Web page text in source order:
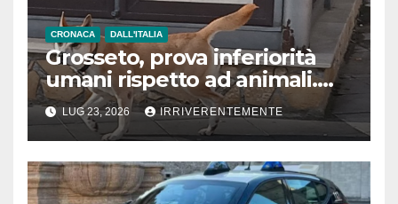
CRONACA DALL'ITALIA
Grosseto, prova inferiorità
umani rispetto ad animali.
Cane sta male in spiaggia:
padroni fingono di cercare
aiuto e scappano. La
denuncia: Morto tra le
braccia dei bagnanti
LUG 23, 2026 IRRIVERENTEMENTE